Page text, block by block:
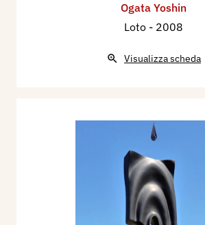
Ogata Yoshin
Loto - 2008
Visualizza scheda